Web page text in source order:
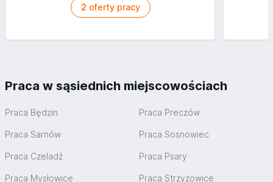
2 oferty pracy
Praca w sąsiednich miejscowościach
Praca Będzin Praca Preczów
Praca Sarnów Praca Sosnowiec
Praca Czeladź Praca Psary
Praca Mysłowice Praca Strzyżowice